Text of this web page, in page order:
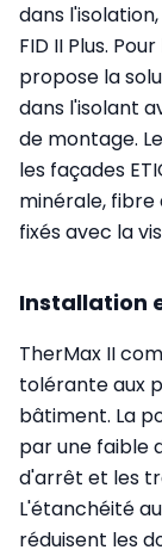
dans
FID II Plus.
propose la
dans l'isolant
de montage.
les façades
minérale,
fixés avec la
Installation
TherMax II
tolérante aux
bâtiment. La
par une faible
d'arrêt et les
L'étanchéité
réduisent les